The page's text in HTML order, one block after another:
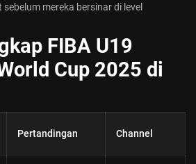
mereka bersinar di level
FIBA U19
Cup 2025 di
Pertandingan Channel